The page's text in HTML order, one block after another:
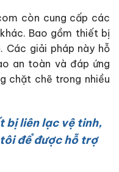
còn cung cấp các
Bao gồm thiết bị
Các giải pháp này hỗ
an toàn và đáp ứng
chặt chẽ trong nhiều
bị liên lạc vệ tinh,
để được hỗ trợ